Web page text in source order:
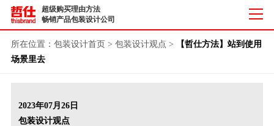
超级购买理由方法
畅销产品包装设计公司
所在位置： 包装设计首页 > 包装设计观点 >
【哲仕方法】站到使用
场景里去
2023年07月26日
包装设计观点